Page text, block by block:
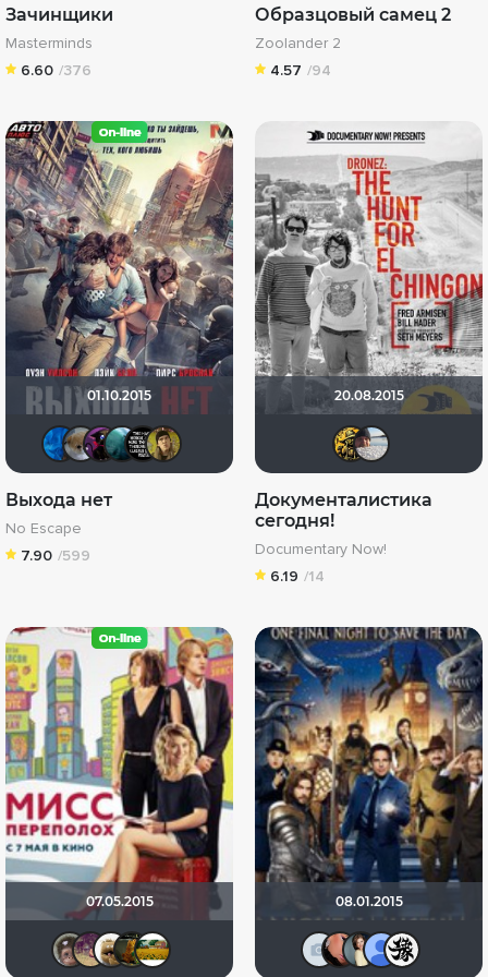
Зачинщики
Masterminds
6.60 /376
Образцовый самец 2
Zoolander 2
4.57 /94
01.10.2015
Yliya79Анюта*-* electroHuk
Выхода нет
No Escape
7.90 /599
20.08.2015
Документалистика
сегодня!
Documentary Now!
6.19 /14
07.05.2015
Калура
08.01.2015